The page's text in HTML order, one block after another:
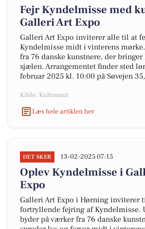
Fejr Kyndelmisse med
Galleri Art Expo
Galleri Art Expo inviterer alle til at
Kyndelmisse midt i vinterens
fra 76 danske kunstnere, der
sjælen. Arrangementet finder sted
februar 2025 kl. 10:00 på Søvejen
Kilde: Kultunaut
Læs hele artiklen her
DET SKER 13-02-2025 07:15
Oplev Kyndelmisse i
Expo
Galleri Art Expo i Hørning inviterer
fortryllende fejring af Kyndelmisse.
byder på værker fra 76 danske